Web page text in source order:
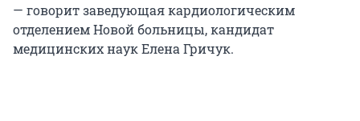
— говорит заведующая кардиологическим
отделением Новой больницы, кандидат
медицинских наук Елена Гричук.